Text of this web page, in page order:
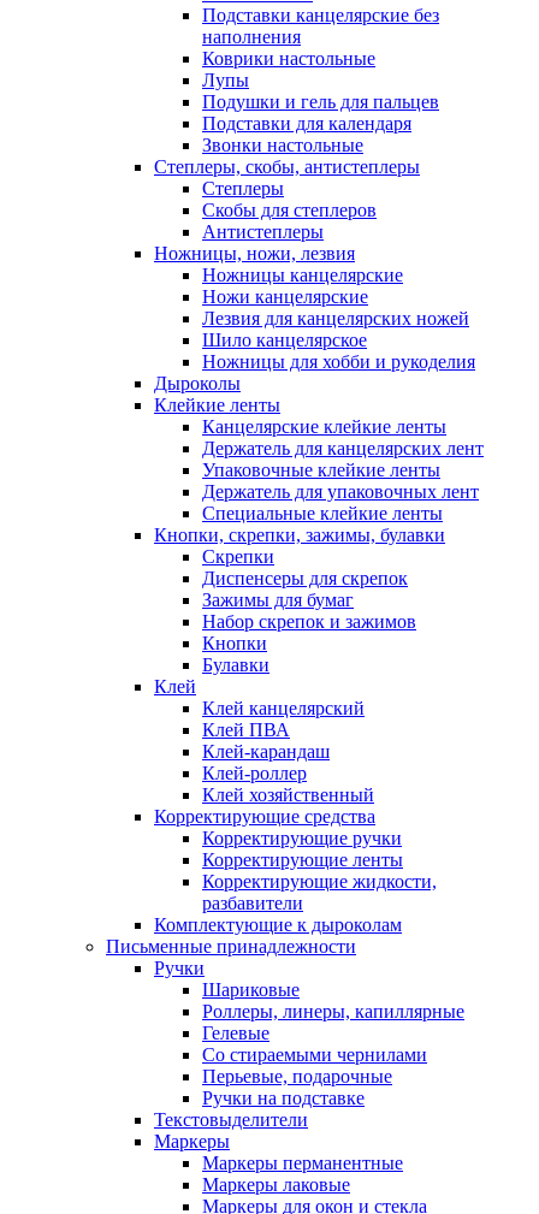
Подставки канцелярские без
наполнения
Коврики настольные
Лупы
Подушки и гель для пальцев
Подставки для календаря
Звонки настольные
Степлеры, скобы, антистеплеры
Степлеры
Скобы для степлеров
Антистеплеры
Ножницы, ножи, лезвия
Ножницы канцелярские
Ножи канцелярские
Лезвия для канцелярских ножей
Шило канцелярское
Ножницы для хобби и рукоделия
Дыроколы
Клейкие ленты
Канцелярские клейкие ленты
Держатель для канцелярских лент
Упаковочные клейкие ленты
Держатель для упаковочных лент
Специальные клейкие ленты
Кнопки, скрепки, зажимы, булавки
Скрепки
Диспенсеры для скрепок
Зажимы для бумаг
Набор скрепок и зажимов
Кнопки
Булавки
Клей
Клей канцелярский
Клей ПВА
Клей-карандаш
Клей-роллер
Клей хозяйственный
Корректирующие средства
Корректирующие ручки
Корректирующие ленты
Корректирующие жидкости,
разбавители
Комплектующие к дыроколам
Письменные принадлежности
Ручки
Шариковые
Роллеры, линеры, капиллярные
Гелевые
Со стираемыми чернилами
Перьевые, подарочные
Ручки на подставке
Текстовыделители
Маркеры
Маркеры перманентные
Маркеры лаковые
Маркеры для окон и стекла